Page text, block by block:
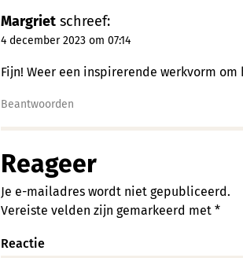
Margriet schreef:
4 december 2023 om 07:14
Fijn! Weer een inspirerende werkvorm
Beantwoorden
Reageer
Je e-mailadres wordt niet gepubliceerd.
Vereiste velden zijn gemarkeerd met *
Reactie